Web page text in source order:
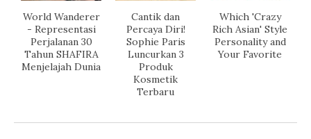
World Wanderer
- Representasi
Perjalanan 30
Tahun SHAFIRA
Menjelajah Dunia
Cantik dan
Percaya Diri!
Sophie Paris
Luncurkan 3
Produk
Kosmetik
Terbaru
Which 'Crazy
Rich Asian' Style
Personality and
Your Favorite